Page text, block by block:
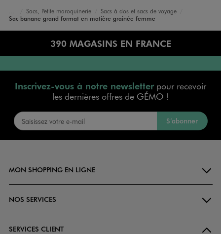
Accueil
Femme
Sacs et Accessoires
Sacs, Petite maroquinerie
Sacs à dos et sacs de voyage
Sac banane grand format en matière grainée femme
390 MAGASINS EN FRANCE
Inscrivez-vous à notre newsletterpour recevoir
les dernières offres de GÉMO !
S’abonner
MON SHOPPING EN LIGNE
NOS SERVICES
SERVICES CLIENT